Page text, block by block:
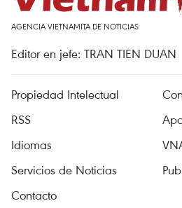
AGENCIA VIETNAMITA DE NOTICIAS
Editor en jefe: TRAN TIEN DUAN
Propiedad Intelectual
RSS
Idiomas
Servicios de Noticias
Contacto